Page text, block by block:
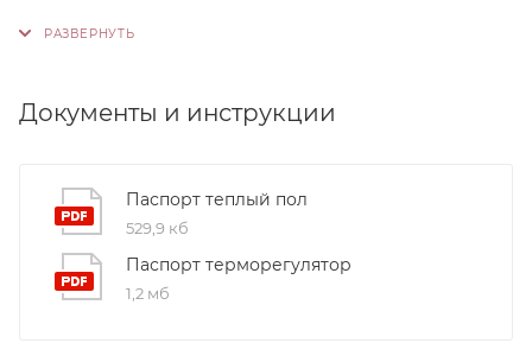
Документы и инструкции
Паспорт теплый пол
529,9 кб
Паспорт терморегулятор
1,2 мб